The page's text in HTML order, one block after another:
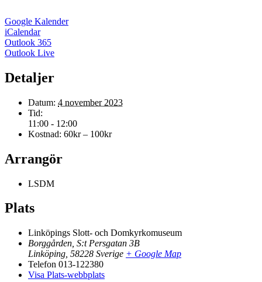
Google Kalender
iCalendar
Outlook 365
Outlook Live
Detaljer
Datum: 4 november 2023
Tid:
11:00 - 12:00
Kostnad: 60kr – 100kr
Arrangör
LSDM
Plats
Linköpings Slott- och Domkyrkomuseum
Borggården, S:t Persgatan 3B
Linköping 58228 Sverige + Google Map
Telefon 013-122380
Visa Plats-webbplats